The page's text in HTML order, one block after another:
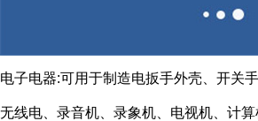
电子电器:可用于制造电扳手外壳、开关
无线电、录音机、录象机、电视机、计算